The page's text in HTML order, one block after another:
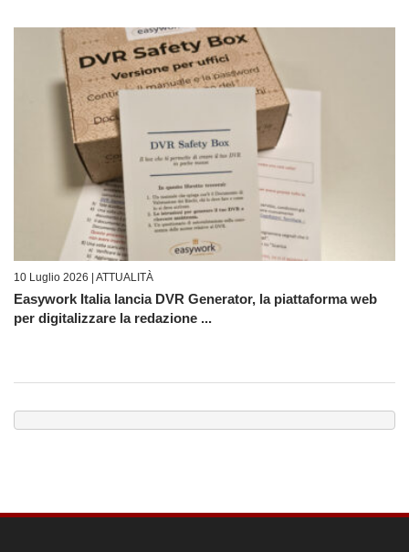
10 Luglio 2026 | ATTUALITÀ
Easywork Italia lancia DVR Generator, la piattaforma web
per digitalizzare la redazione ...